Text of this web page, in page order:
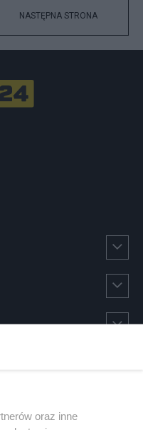
NASTĘPNA STRONA
oraz inne